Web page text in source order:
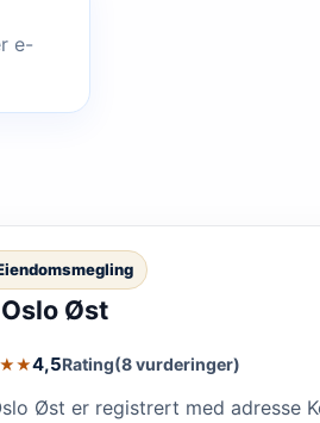
e-
Øst
4,5Rating(8 vurderinger)
Øst er registrert med adresse